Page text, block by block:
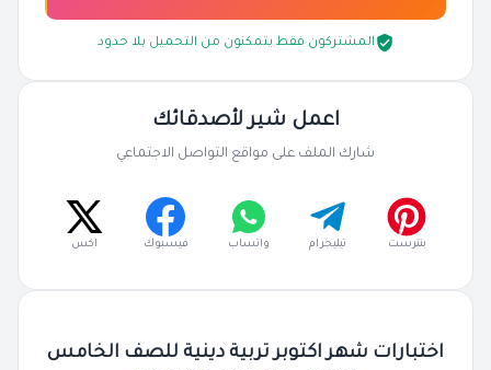
اختبارات شهر اكتوبر تربية دينية للصف الخامس
المشتركون فقط يتمكنون من التحميل بلا حدود
اعمل شير لأصدقائك
شارك الملف على مواقع التواصل الاجتماعي
بنترست تيليجرام واتساب فيسبوك اكس